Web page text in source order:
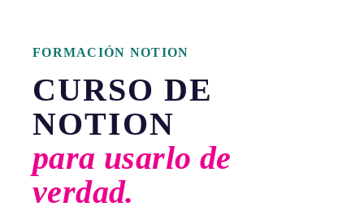
FORMACIÓN NOTION
CURSO DE
NOTION
para usarlo de
verdad.